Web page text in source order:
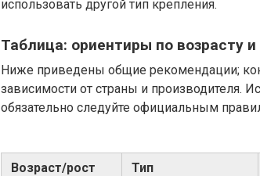
использовать другой тип крепления.
Таблица: ориентиры по возрасту
Ниже приведены общие рекомендации;
зависимости от страны и производителя.
обязательно следуйте официальным
Возраст/рост Тип